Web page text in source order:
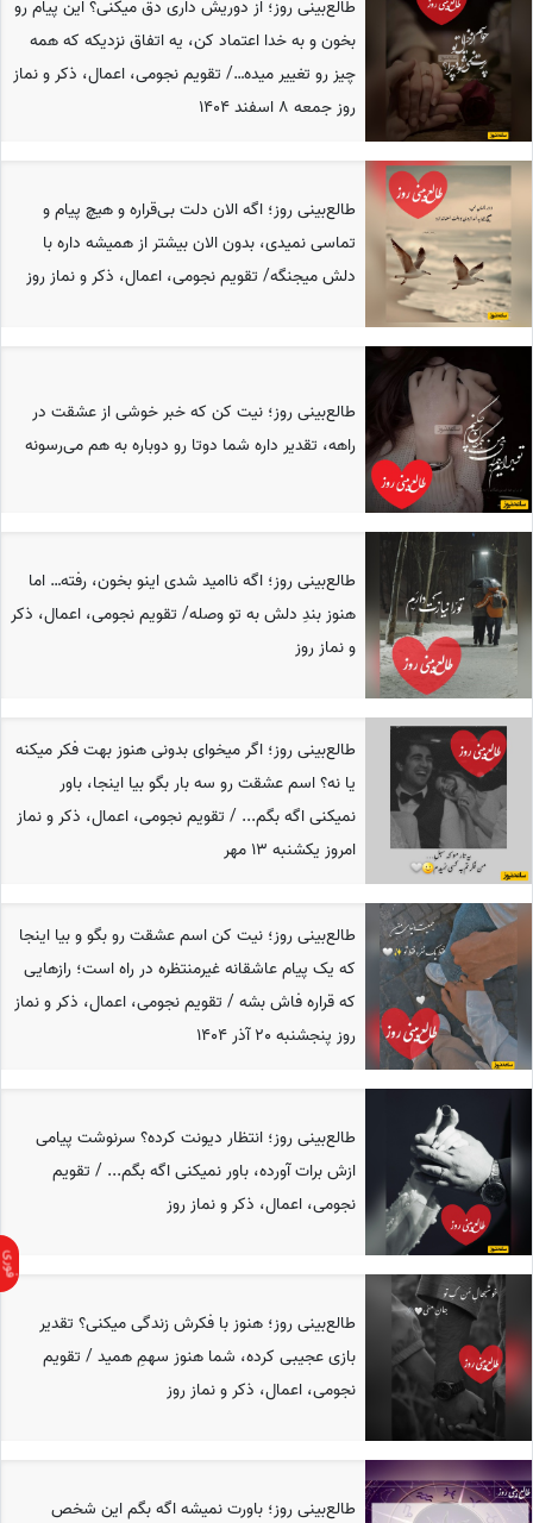
طالع‌بینی روز؛ از دوریش داری دق میکنی؟ این پیام رو
بخون و به خدا اعتماد کن، یه اتفاق نزدیکه که همه
چیز رو تغییر میده…/ تقویم نجومی، اعمال، ذکر و نماز
روز جمعه 8 اسفند 1404
طالع‌بینی روز؛ اگه الان دلت بی‌قراره و هیچ پیام و
تماسی نمیدی، بدون الان بیشتر از همیشه داره با
دلش میجنگه/ تقویم نجومی، اعمال، ذکر و نماز روز
طالع‌بینی روز؛ نیت کن که خبر خوشی از عشقت در
راهه، تقدیر داره شما دو‌تا رو دوباره به هم می‌رسونه
طالع‌بینی روز؛ اگه ناامید شدی اینو بخون، رفته… اما
هنوز بندِ دلش به تو وصله/ تقویم نجومی، اعمال، ذکر
و نماز روز
طالع‌بینی روز؛ اگر میخوای بدونی هنوز بهت فکر میکنه
یا نه؟ اسم عشقت رو سه بار بگو بیا اینجا، باور
نمیکنی اگه بگم... / تقویم نجومی، اعمال، ذکر و نماز
امروز یکشنبه 13 مهر
طالع‌بینی روز؛ نیت کن اسم عشقت رو بگو و بیا اینجا
که یک پیام عاشقانه غیرمنتظره در راه است؛ رازهایی
که قراره فاش بشه / تقویم نجومی، اعمال، ذکر و نماز
روز پنجشنبه 20 آذر 1404
طالع‌بینی روز؛ انتظار دیونت کرده؟ سرنوشت پیامی
ازش برات آورده، باور نمیکنی اگه بگم... / تقویم
نجومی، اعمال، ذکر و نماز روز
طالع‌بینی روز؛ هنوز با فکرش زندگی میکنی؟ تقدیر
بازی عجیبی کرده، شما هنوز سهمِ همید / تقویم
نجومی، اعمال، ذکر و نماز روز
طالع‌بینی روز؛ باورت نمیشه اگه بگم این شخص